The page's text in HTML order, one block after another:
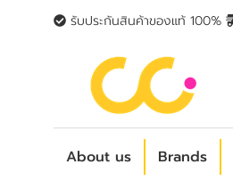
รับประกันสินค้าของแท้ 100%
About us Brands